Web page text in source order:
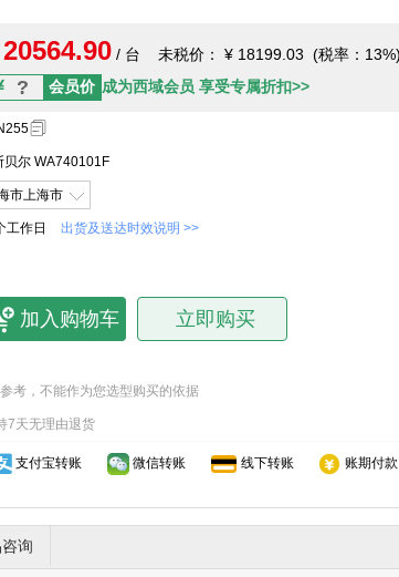
/ 台 未税价： ¥ 18199.03 (税率：13%)
? 会员价 成为西域会员 享受专属折扣>>
贝尔 WA740101F
市上海市
工作日 出货及送达时效说明 >>
加入购物车 立即购买
考，不能作为您选型购买的依据
7天无理由退货
支付宝转账 微信转账 线下转账 账期付款
询